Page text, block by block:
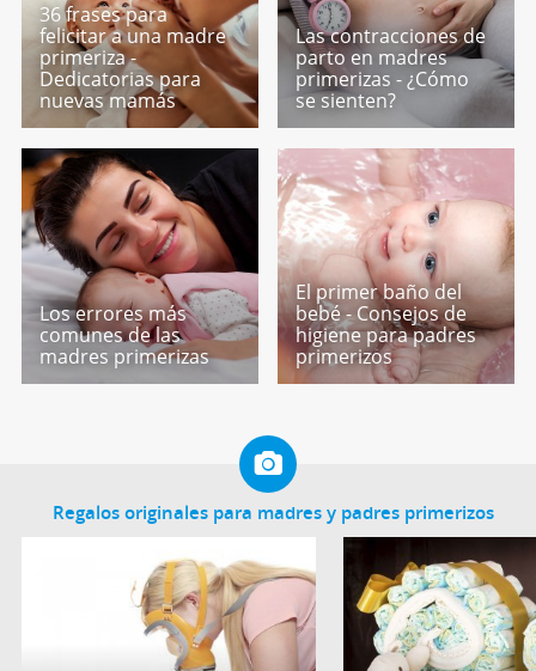
36 frases para
felicitar a una madre
primeriza -
Dedicatorias para
nuevas mamás
Las contracciones de
parto en madres
primerizas - ¿Cómo
se sienten?
Los errores más
comunes de las
madres primerizas
El primer baño del
bebé - Consejos de
higiene para padres
primerizos
Regalos originales para madres y padres primerizos